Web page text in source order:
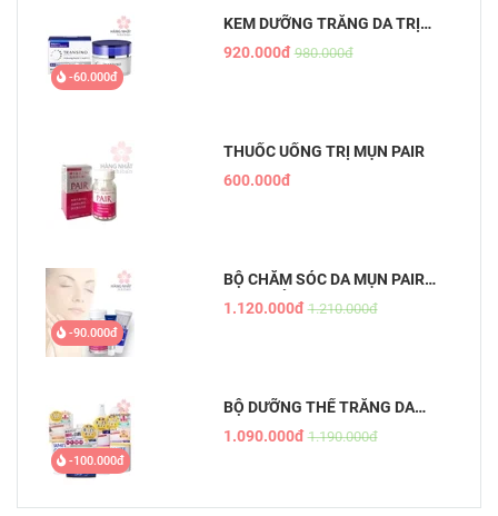
-60.000đ
KEM DƯỠNG TRẮNG DA TRỊ
NÁM ĐÊM TRANSINO
WHITENING REPAIR CREAM EX
920.000đ 980.000đ
THUỐC UỐNG TRỊ MỤN PAIR
600.000đ
-90.000đ
BỘ CHĂM SÓC DA MỤN PAIR
NHẬT BẢN
1.120.000đ 1.210.000đ
-100.000đ
BỘ DƯỠNG THỂ TRẮNG DA
WHITE CONC
1.090.000đ 1.190.000đ